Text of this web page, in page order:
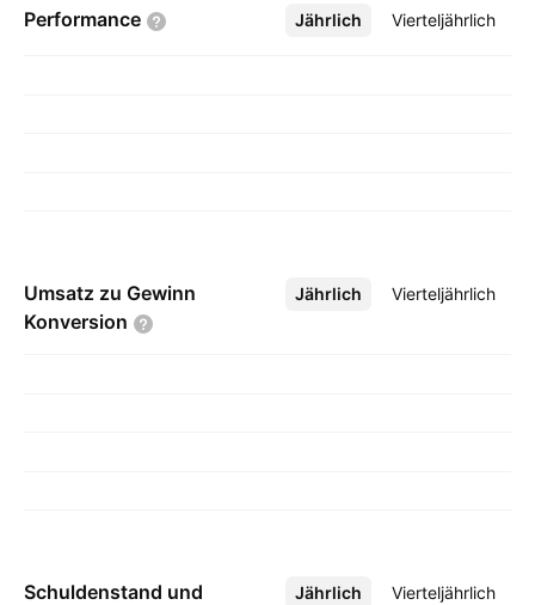
Performance Jährlich Vierteljährlich
Mehr
Umsatz zu Gewinn
Konversion
Jährlich Vierteljährlich
Mehr
Schuldenstand und
Jährlich Vierteljährlich
Mehr